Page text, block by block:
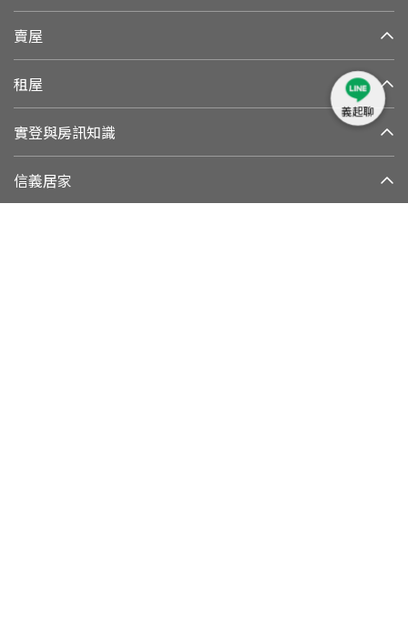
賣屋
租屋
實登與房訊知識
信義居家
義起聊